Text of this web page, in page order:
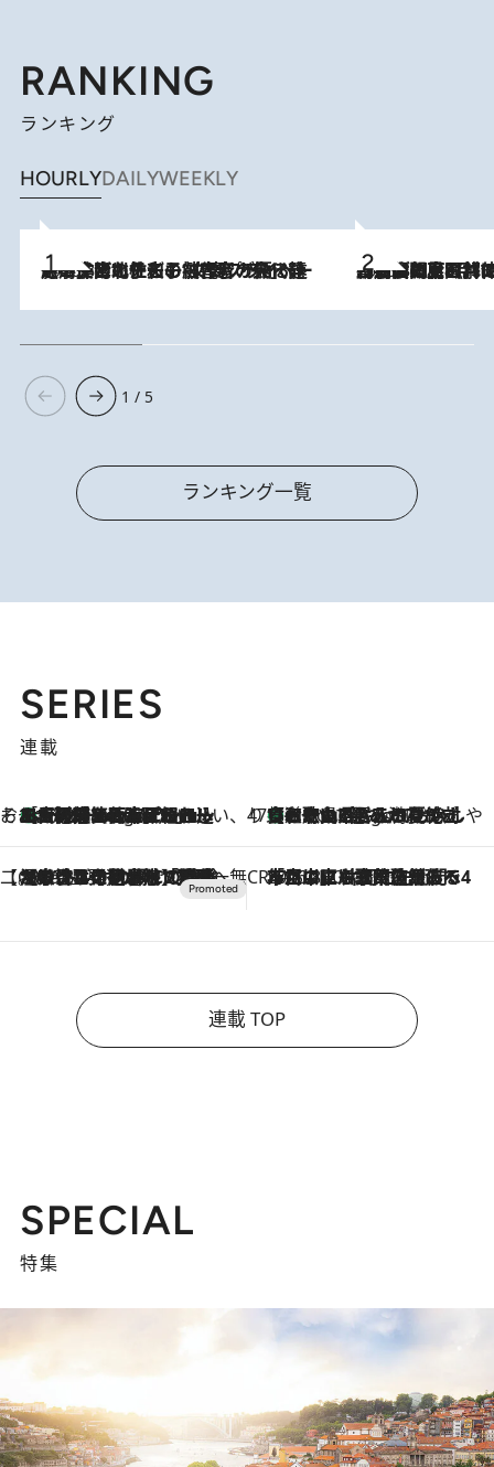
RANKING
ランキング
HOURLYDAILYWEEKLY
2026.8.3
《「文士の子ども被害者の会」発足！》阿川佐和子（72）が語る遠藤周作に北杜夫、劇作家・矢代静一の子どもたちの“文豪プライベート事件簿” 2026.8.8
「最後に見られてよかった」上野動物園の東園パンダ舎が解体前に特別公開。8月16日まで延長されたパネル展と共に辿る“半世紀”のパンダ飼育《解体工事の図面あり》
1 / 5
ランキング一覧
SERIES
連載
そおだよおこの関西おいしい、おやつ紀行6 Hours Ago
［大阪府箕面市］一皿一皿目の前で仕上げられる、料理を巧みに組み込んだアシェットデセールコース「ミチル アシェット デセール（Michiru assiette dessert）」 47都道府県の手みやげ ひんやりスイーツで夏を満喫
6 Hours Ago
【和歌山県】この夏絶対食べたい 冷やしておいしいおやつ3選 みかんがごろっと丸ごと入ったジュレ
【CREA×星野リゾート】唯一無二。癒しと発見が待つ場所へ
2026.8.7
【トンボの足水浴】ヒノキの香りに包まれて涼感マックス！約13℃の湧水かけ流しを避暑地「星野温泉 トンボの湯」で体験 CREA'S CHOICE
2026.8.7
「立川にも歌舞伎があるんだよ」 片岡仁左衛門・市川中車ら豪華座組みで4年目の立川立飛歌舞伎へ
連載 TOP
SPECIAL
特集